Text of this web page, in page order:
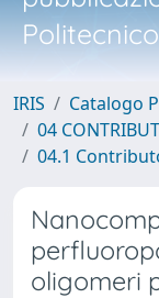
IRIS
Catalogo
04
04.1
oligomeri